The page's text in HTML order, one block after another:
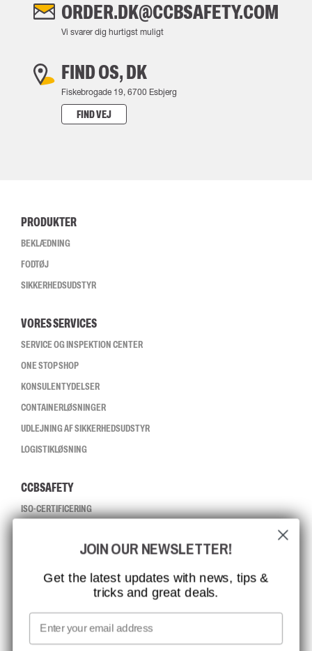
ORDER.DK@CCBSAFETY.COM
Vi svarer dig hurtigst muligt
FIND OS, DK
Fiskebrogade 19, 6700 Esbjerg
FIND VEJ
PRODUKTER
BEKLÆDNING
FODTØJ
SIKKERHEDSUDSTYR
VORES SERVICES
SERVICE OG INSPEKTION CENTER
ONE STOP SHOP
KONSULENTYDELSER
CONTAINERLØSNINGER
UDLEJNING AF SIKKERHEDSUDSTYR
LOGISTIKLØSNING
CCBSAFETY
ISO-CERTIFICERING
MISSION, VISION OG VÆRDIER
KONTAKT
JOB HOS CCBSAFETY
MEDIA
VI TAGER ANSVAR
JOIN OUR NEWSLETTER!
Get the latest updates with news, tips &
tricks and great deals.
Email